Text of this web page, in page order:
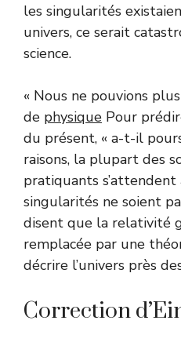
les singularités
univers, ce serait
science.
« Nous ne pouvions
de physique Pour
du présent, « a-t-il
raisons, la plupart des
pratiquants s’attendent
singularités ne soient
disent que la relativité
remplacée par une
décrire l’univers près
Correction